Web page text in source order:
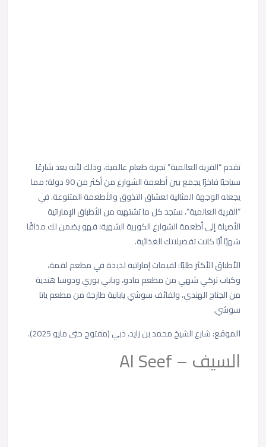
تقدم “القرية العالمية” تجربة طعام عالمية، وذلك لأنه يعد شارعًا
سياحيًا فاخرًا يجمع بين أطعمة الشوارع من أكثر من 90 دولة؛ مما
يجعله الوجهة المثالية لعشاق التذوق والأطعمة المتنوعة. في
“القرية العالمية”، ستجد كل ما تشتهيه من الأطباق الإماراتية
الأصيلة إلى أطعمة الشوارع الكورية الشهية؛ فهو يضمن لك مذاقًا
شهيًا أيًا كانت تفضيلاتك الغذائية.
الأطباق الأكثر طلبًا:لقيمات إماراتية لذيذة في مطعم لقمة،
وكباب تركي شهي من مطعم مادو، وباني بوري ودوسا هندية
من الجناح الهندي، ولفائف سوشي يابانية طازجة من مطعم ياتا
سوشي.
الموقع: شارع الشيخ محمد بن زايد، دبي (مفتوح حتى مايو 2025).
السيف – Al Seef